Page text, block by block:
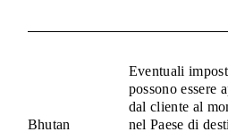
Bhutan
Eventuali
possono essere
dal cliente al
nel Paese di